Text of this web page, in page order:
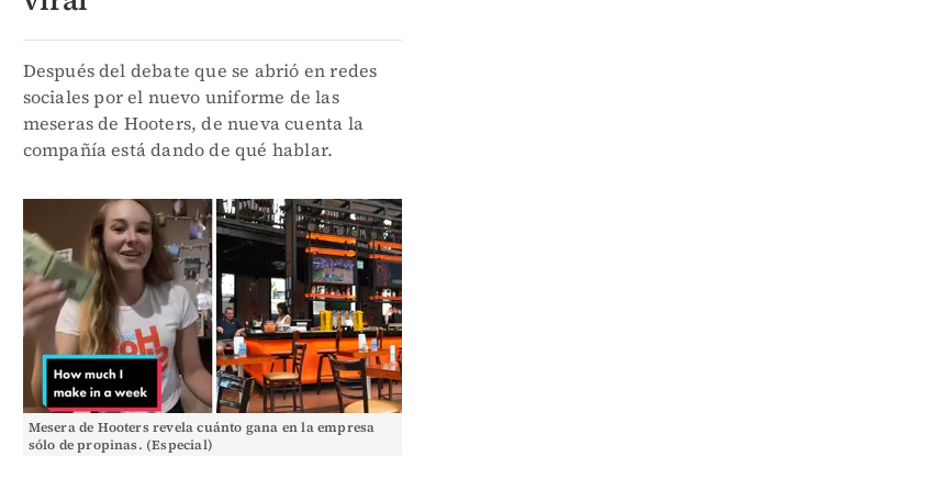
Después del debate que se abrió en redes
sociales por el nuevo uniforme de las
meseras de Hooters, de nueva cuenta la
compañía está dando de qué hablar.
Mesera de Hooters revela cuánto gana en la empresa
sólo de propinas. (Especial)